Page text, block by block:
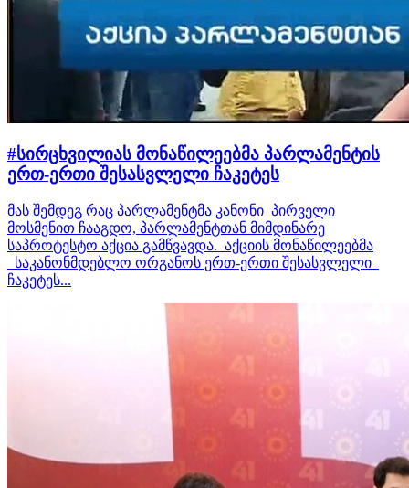
#სირცხვილიას მონაწილეებმა პარლამენტის
ერთ-ერთი შესასვლელი ჩაკეტეს
მას შემდეგ რაც პარლამენტმა კანონი პირველი
მოსმენით ჩააგდო, პარლამენტთან მიმდინარე
საპროტესტო აქცია გამწვავდა. აქციის მონაწილეებმა
საკანონმდებლო ორგანოს ერთ-ერთი შესასვლელი
ჩაკეტეს...